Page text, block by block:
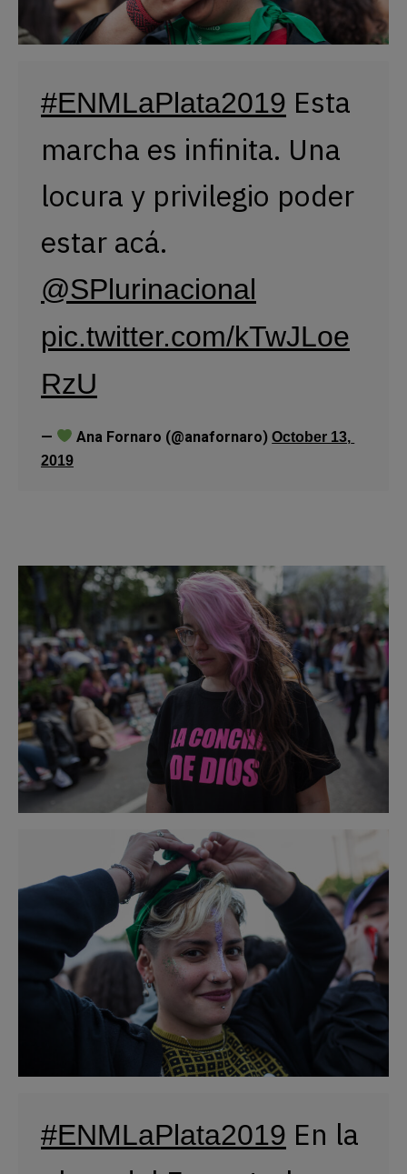
#ENMLaPlata2019 Esta
marcha es infinita. Una
locura y privilegio poder
@SPlurinacional
pic.twitter.com/kTwJLoe
RzU
— Ana Fornaro (@anafornaro) October 13,
2019
#ENMLaPlata2019 En la